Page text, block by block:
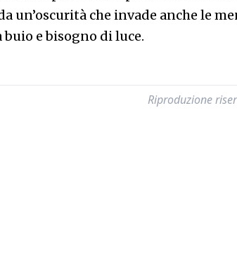
un’oscurità che invade anche le
e bisogno di luce.
Riproduzione